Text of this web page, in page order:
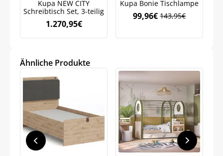
Kupa NEW CITY
Schreibtisch Set, 3-teilig
1.270,95€
Kupa Bonie Tischlampe
143,95€
Ursprünglicher
war:
99,96€ Aktueller
ist:
Ähnliche Produkte
Meinen Code senden
Neuigkeiten und Angebote.
Weitere Informationen darüber, wie wir Ihre Daten für
Marketingkommunikation verarbeiten. Lesen Sie unsere